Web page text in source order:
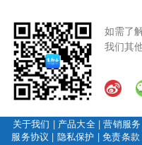
如需了
我们其
关于我们 | 产品大全|营销服务
服务协议 | 隐私保护 |免责条款